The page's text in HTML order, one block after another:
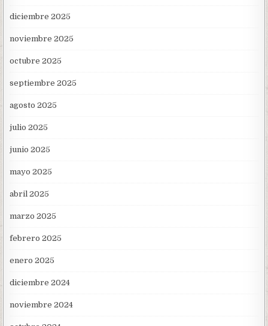
diciembre 2025
noviembre 2025
octubre 2025
septiembre 2025
agosto 2025
julio 2025
junio 2025
mayo 2025
abril 2025
marzo 2025
febrero 2025
enero 2025
diciembre 2024
noviembre 2024